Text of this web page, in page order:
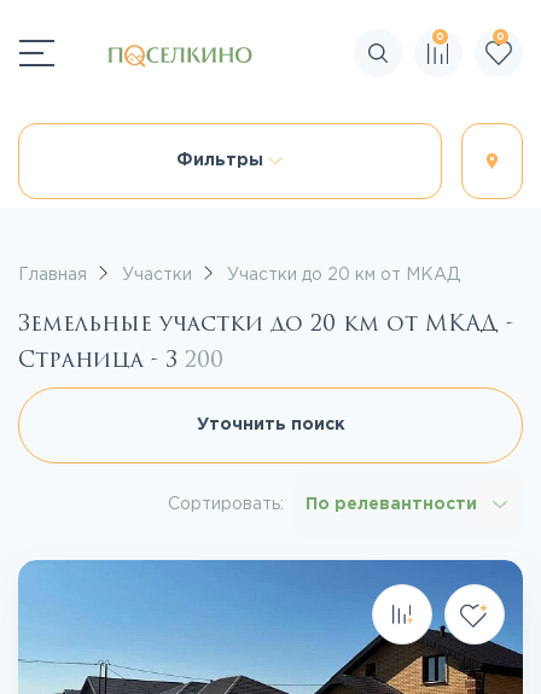
Поиск по сайту
0 0
Фильтры
Главная Участки Участки до 20 км от МКАД
Земельные участки до 20 км от МКАД -
Страница - 3 200
Уточнить поиск
Сортировать: По релевантности